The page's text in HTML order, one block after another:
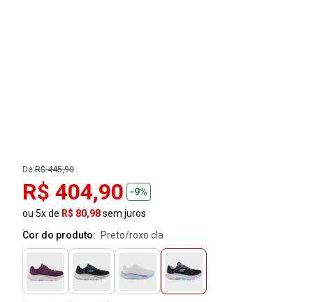
De:R$ 445,90
R$ 404,90
-9%
ou 5x de R$ 80,98sem juros
Cor do produto:
preto/roxo cla